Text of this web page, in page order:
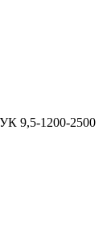
УК 9,5-1200-2500